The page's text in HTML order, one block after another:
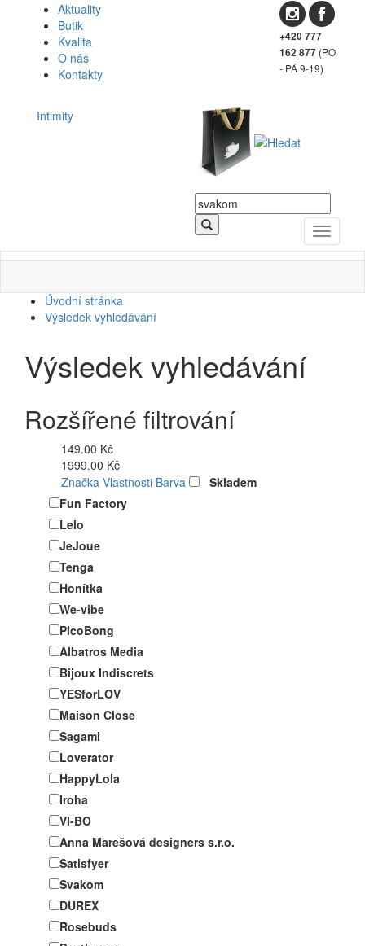
Aktuality
Butik
Kvalita
O nás
Kontakty
+420 777
162 877 (PO
- PÁ 9-19)
Intimity
Toggle
Úvodní stránka
Výsledek vyhledávání
Výsledek vyhledávání
Rozšířené filtrování
149.00 Kč
1999.00 Kč
Značka Vlastnosti Barva
Skladem
Fun Factory
Lelo
JeJoue
Tenga
Honítka
We-vibe
PicoBong
Albatros Media
Bijoux Indiscrets
YESforLOV
Maison Close
Sagami
Loverator
HappyLola
Iroha
VI-BO
Anna Marešová designers s.r.o.
Satisfyer
Svakom
DUREX
Rosebuds